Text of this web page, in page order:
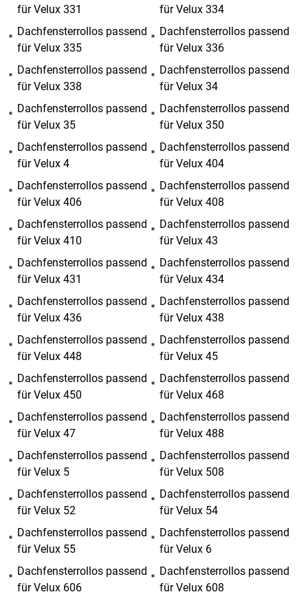
für Velux 331
für Velux 334
Dachfensterrollos passend
für Velux 335
Dachfensterrollos passend
für Velux 336
Dachfensterrollos passend
für Velux 338
Dachfensterrollos passend
für Velux 34
Dachfensterrollos passend
für Velux 35
Dachfensterrollos passend
für Velux 350
Dachfensterrollos passend
für Velux 4
Dachfensterrollos passend
für Velux 404
Dachfensterrollos passend
für Velux 406
Dachfensterrollos passend
für Velux 408
Dachfensterrollos passend
für Velux 410
Dachfensterrollos passend
für Velux 43
Dachfensterrollos passend
für Velux 431
Dachfensterrollos passend
für Velux 434
Dachfensterrollos passend
für Velux 436
Dachfensterrollos passend
für Velux 438
Dachfensterrollos passend
für Velux 448
Dachfensterrollos passend
für Velux 45
Dachfensterrollos passend
für Velux 450
Dachfensterrollos passend
für Velux 468
Dachfensterrollos passend
für Velux 47
Dachfensterrollos passend
für Velux 488
Dachfensterrollos passend
für Velux 5
Dachfensterrollos passend
für Velux 508
Dachfensterrollos passend
für Velux 52
Dachfensterrollos passend
für Velux 54
Dachfensterrollos passend
für Velux 55
Dachfensterrollos passend
für Velux 6
Dachfensterrollos passend
für Velux 606
Dachfensterrollos passend
für Velux 608